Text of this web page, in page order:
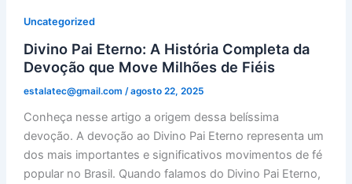
Uncategorized
Divino Pai Eterno: A História Completa da
Devoção que Move Milhões de Fiéis
estalatec@gmail.com /agosto 22, 2025
Conheça nesse artigo a origem dessa belíssima
devoção. A devoção ao Divino Pai Eterno representa um
dos mais importantes e significativos movimentos de fé
popular no Brasil. Quando falamos do Divino Pai Eterno,